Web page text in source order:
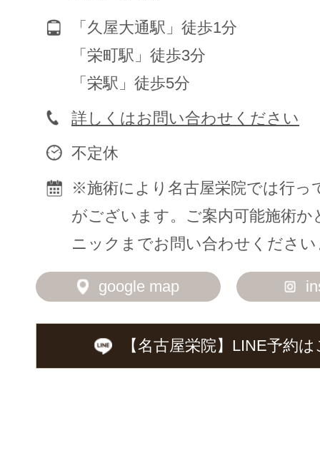
「久屋大通駅」徒歩1分
「栄町駅」徒歩3分
「栄駅」徒歩5分
詳しくはお問い合わせください
不定休
※施術により名古屋栄院では行っ
がございます。ご案内可能施術か
ニックまでお問い合わせくださ
google map
【名古屋栄院】LINE予約は